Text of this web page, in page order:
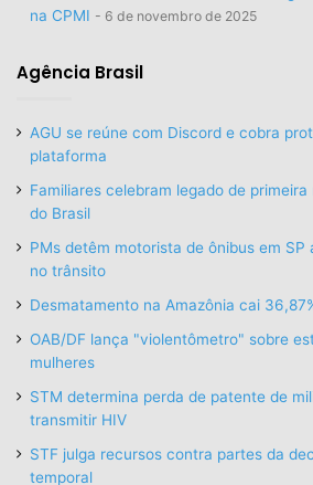
na CPMI
6 de novembro de 2025
Agência Brasil
AGU se reúne com Discord e cobra
plataforma
Familiares celebram legado de
do Brasil
PMs detêm motorista de ônibus em
no trânsito
Desmatamento na Amazônia cai
OAB/DF lança "violentômetro" sobre
mulheres
STM determina perda de patente de
transmitir HIV
STF julga recursos contra partes da
temporal